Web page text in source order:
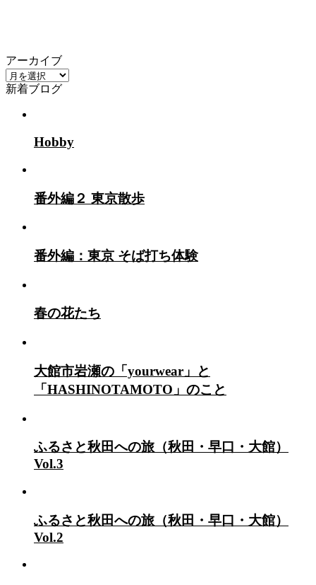
アーカイブ
ア
ー
新着ブログ
Hobby
番外編２ 東京散歩
番外編：東京 そば打ち体験
春の花たち
大館市岩瀬の「yourwear」と
「HASHINOTAMOTO」のこと
ふるさと秋田への旅（秋田・早口・大館）
Vol.3
ふるさと秋田への旅（秋田・早口・大館）
Vol.2